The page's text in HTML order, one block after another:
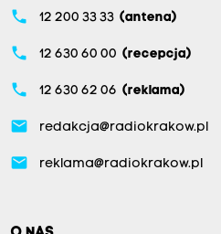
phone 12 200 33 33 (antena)
phone 12 630 60 00 (recepcja)
phone 12 630 62 06 (reklama)
email redakcja@radiokrakow.pl
email reklama@radiokrakow.pl